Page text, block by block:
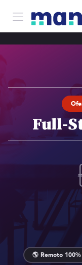
Full-
🌎 Remoto 100%